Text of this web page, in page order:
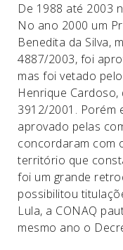
De 1988 até 2003
No ano 2000 um
Benedita da Silva,
4887/2003, foi
mas foi vetado
Henrique
3912/2001. Porém
aprovado pelas
concordaram com
território que
foi um grande
possibilitou
Lula, a CONAQ
mesmo ano o